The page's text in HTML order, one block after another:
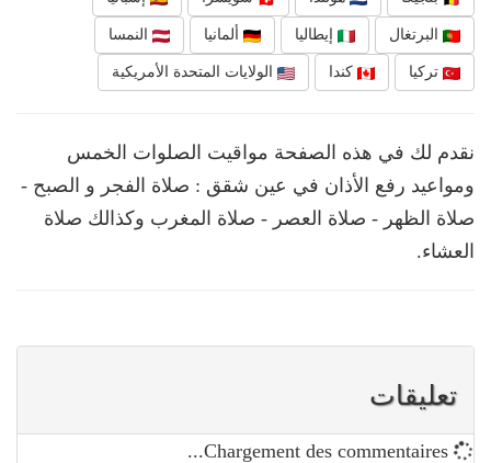
البرتغال إيطاليا ألمانيا النمسا
تركيا كندا الولايات المتحدة الأمريكية
نقدم لك في هذه الصفحة مواقيت الصلوات الخمس
ومواعيد رفع الأذان في عين شقق : صلاة الفجر و الصبح -
صلاة الظهر - صلاة العصر - صلاة المغرب وكذالك صلاة
العشاء.
تعليقات